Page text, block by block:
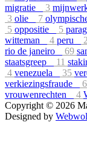
migratie
3
3 olie 7
5 oppositie 5
witteman
4 peru
rio de janeiro
69
staatsgreep
11
4 venezuela 35
verkiezingsfraude
6
vrouwenrechten
4
Copyright © 2026
Designed by